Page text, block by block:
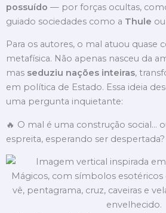
possuído — por forças ocultas,
guiado sociedades como a Thule
Para os autores, o mal atuou quase
metafísica. Não apenas nasceu da
mas seduziu nações inteiras,
em política de Estado. Essa ideia
uma pergunta inquietante:
🔥 O mal é uma construção social…
espreita, esperando ser despertada?